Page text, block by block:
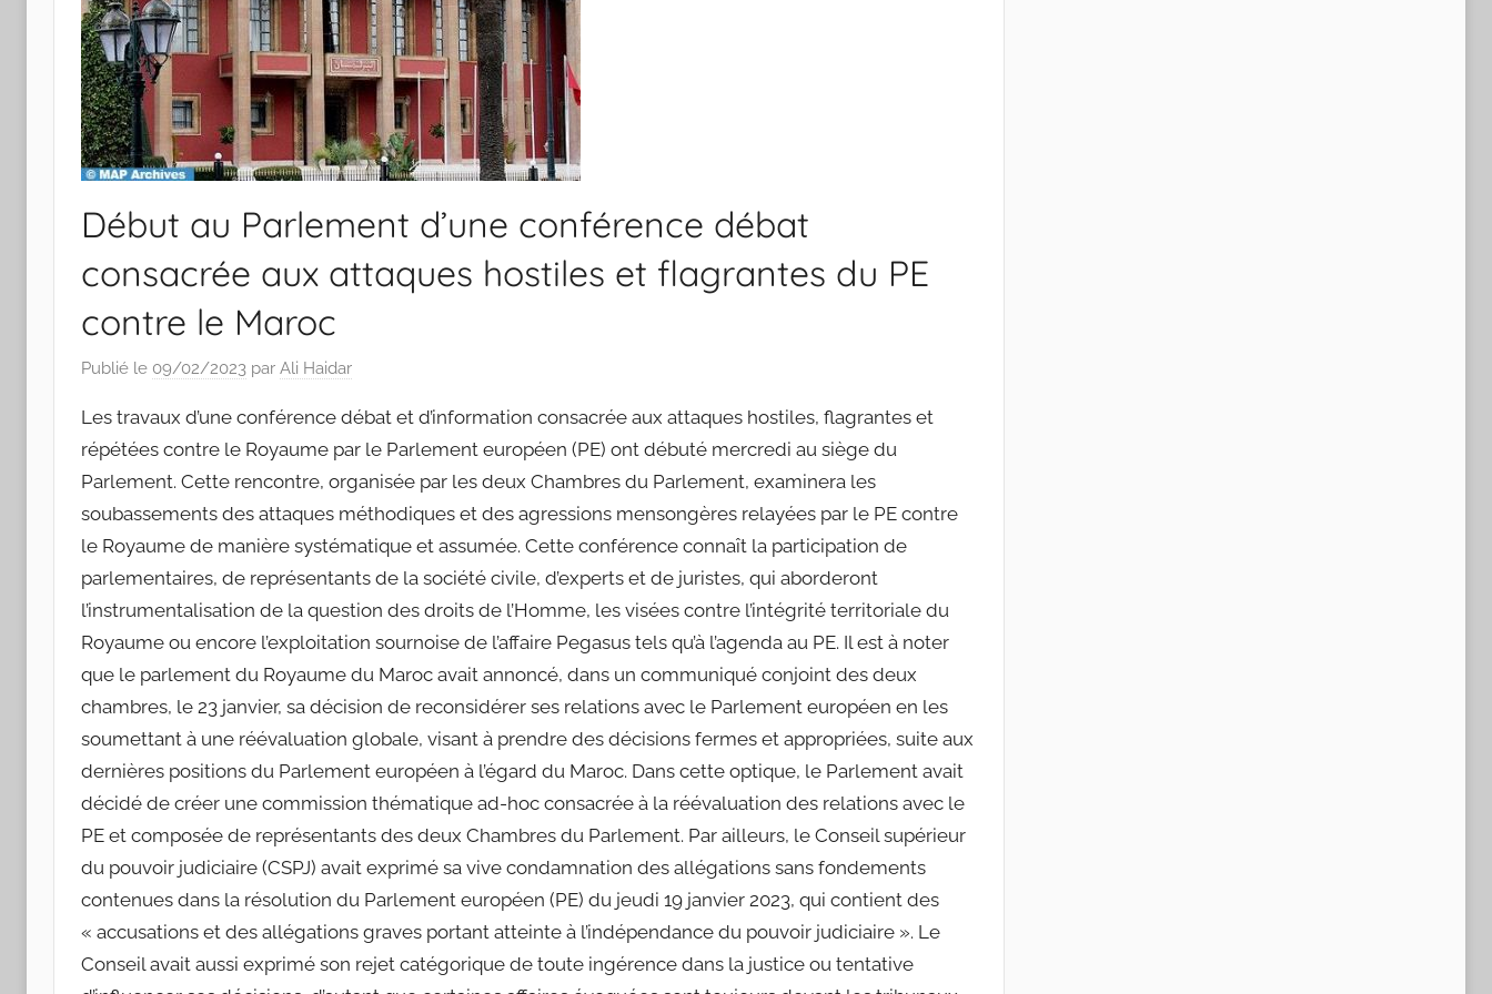
Début au Parlement d’une conférence débat
consacrée aux attaques hostiles et flagrantes du PE
contre le Maroc
Publié le 09/02/2023 par Ali Haidar
Les travaux d’une conférence débat et d’information consacrée aux attaques hostiles, flagrantes et
répétées contre le Royaume par le Parlement européen (PE) ont débuté mercredi au siège du
Parlement. Cette rencontre, organisée par les deux Chambres du Parlement, examinera les
soubassements des attaques méthodiques et des agressions mensongères relayées par le PE contre
le Royaume de manière systématique et assumée. Cette conférence connaît la participation de
parlementaires, de représentants de la société civile, d’experts et de juristes, qui aborderont
l’instrumentalisation de la question des droits de l’Homme, les visées contre l’intégrité territoriale du
Royaume ou encore l’exploitation sournoise de l’affaire Pegasus tels qu’à l’agenda au PE. Il est à noter
que le parlement du Royaume du Maroc avait annoncé, dans un communiqué conjoint des deux
chambres, le 23 janvier, sa décision de reconsidérer ses relations avec le Parlement européen en les
soumettant à une réévaluation globale, visant à prendre des décisions fermes et appropriées, suite aux
dernières positions du Parlement européen à l’égard du Maroc. Dans cette optique, le Parlement avait
décidé de créer une commission thématique ad-hoc consacrée à la réévaluation des relations avec le
PE et composée de représentants des deux Chambres du Parlement. Par ailleurs, le Conseil supérieur
du pouvoir judiciaire (CSPJ) avait exprimé sa vive condamnation des allégations sans fondements
contenues dans la résolution du Parlement européen (PE) du jeudi 19 janvier 2023, qui contient des
« accusations et des allégations graves portant atteinte à l’indépendance du pouvoir judiciaire ». Le
Conseil avait aussi exprimé son rejet catégorique de toute ingérence dans la justice ou tentative